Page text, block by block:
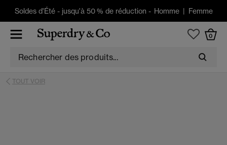
Soldes d'Été -jusqu'à 50 % de réduction - Homme| Femme
0
TOUT VOIR